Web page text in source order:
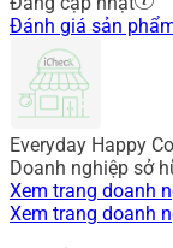
Đánh giá sản
Everyday Happy
Doanh nghiệp sở
Xem trang doanh
Xem trang doanh